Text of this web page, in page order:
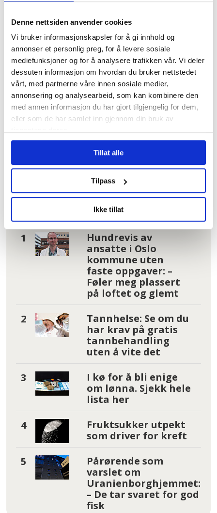
Denne nettsiden anvender cookies
Vi bruker informasjonskapsler for å gi innhold og
annonser et personlig preg, for å levere sosiale
mediefunksjoner og for å analysere trafikken vår. Vi deler
dessuten informasjon om hvordan du bruker nettstedet
vårt, med partnerne våre innen sosiale medier,
annonsering og analysearbeid, som kan kombinere den
med annen informasjon du har gjort tilgjengelig for dem,
eller som de har samlet inn gjennom din bruk av
Tillat alle
Tilpass
Ikke tillat
Trenger du noen å snakke med?
Mental helse på hjelpetelefon:
116 123
Kirkens SOS hjelpetelefon: 22 40
00 40
Kors på halsen: 800 333 21
PSYKISK HELSE
#RUS OG PSYKIATRI
NYHETER
| Siste sju dager
Hundrevis av
ansatte i Oslo
kommune uten
faste oppgaver: –
Føler meg plassert
på loftet og glemt
Tannhelse: Se om du
har krav på gratis
tannbehandling
uten å vite det
I kø for å bli enige
om lønna. Sjekk hele
lista her
Fruktsukker utpekt
som driver for kreft
Pårørende som
varslet om
Uranienborghjemmet:
– De tar svaret for god
fisk